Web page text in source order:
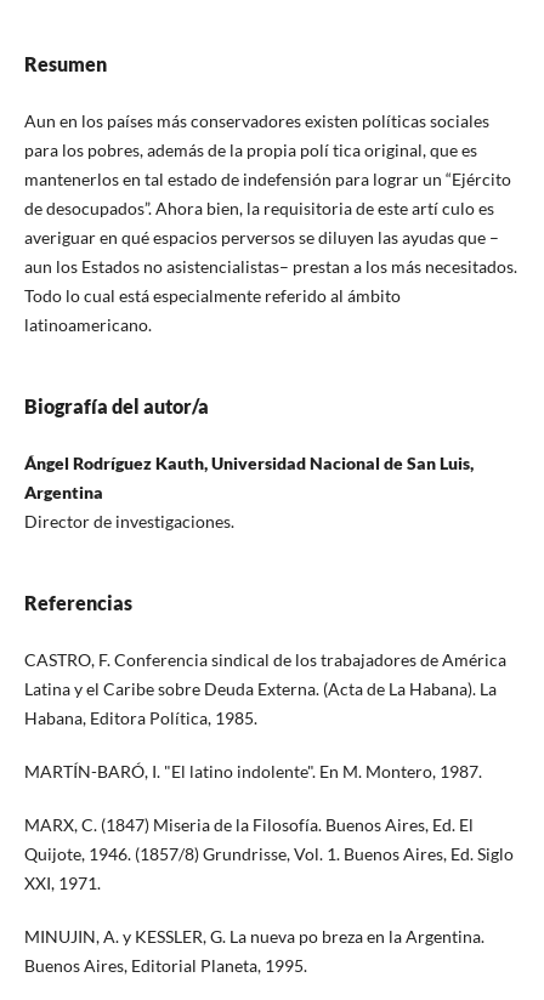
Resumen
Aun en los países más conservadores existen políticas sociales
para los pobres, además de la propia polí tica original, que es
mantenerlos en tal estado de indefensión para lograr un “Ejército
de desocupados”. Ahora bien, la requisitoria de este artí culo es
averiguar en qué espacios perversos se diluyen las ayudas que –
aun los Estados no asistencialistas– prestan a los más necesitados.
Todo lo cual está especialmente referido al ámbito
latinoamericano.
Biografía del autor/a
Ángel Rodríguez Kauth, Universidad Nacional de San Luis,
Argentina
Director de investigaciones.
Referencias
CASTRO, F. Conferencia sindical de los trabajadores de América
Latina y el Caribe sobre Deuda Externa. (Acta de La Habana). La
Habana, Editora Política, 1985.
MARTÍN-BARÓ, I. "El latino indolente". En M. Montero, 1987.
MARX, C. (1847) Miseria de la Filosofía. Buenos Aires, Ed. El
Quijote, 1946. (1857/8) Grundrisse, Vol. 1. Buenos Aires, Ed. Siglo
XXI, 1971.
MINUJIN, A. y KESSLER, G. La nueva po breza en la Argentina.
Buenos Aires, Editorial Planeta, 1995.